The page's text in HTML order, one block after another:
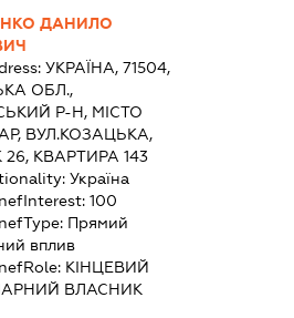
ДАНИЛО
УКРАЇНА, 71504,
ОБЛ.,
Р-Н, МІСТО
ВУЛ.КОЗАЦЬКА,
КВАРТИРА 143
Україна
100
Прямий
вплив
КІНЦЕВИЙ
ВЛАСНИК